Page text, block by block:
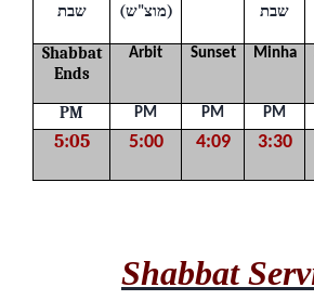
שבת
)מוצ"ש(
שבת
Shabbat
Ends
Arbit Sunset Minha
PM PM PM PM
5:05 5:00 4:09 3:30
Shabbat